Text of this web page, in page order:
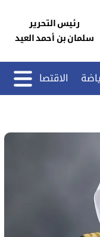
رئيس التحرير
سلمان بن أحمد العيد
الاقتصاد